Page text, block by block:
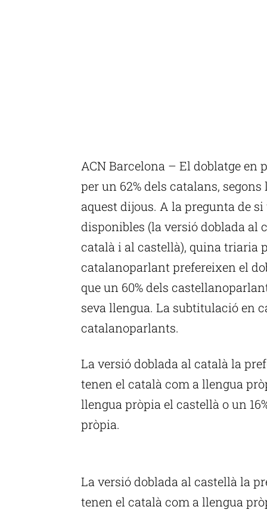
ACN Barcelona – El doblatge en
per un 62% dels catalans, segons
aquest dijous. A la pregunta de
disponibles (la versió doblada al
català i al castellà), quina triaria
catalanoparlant prefereixen el
que un 60% dels
seva llengua. La subtitulació en
catalanoparlants.
La versió doblada al català la
tenen el català com a llengua
llengua pròpia el castellà o un
pròpia.
La versió doblada al castellà la
tenen el català com a llengua